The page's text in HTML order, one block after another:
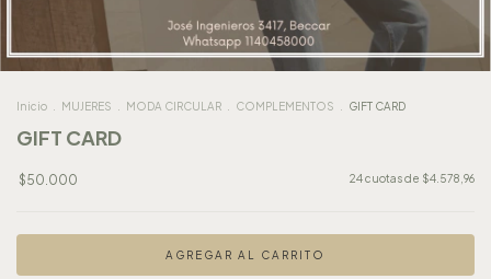
Inicio MUJERES MODA CIRCULAR COMPLEMENTOS GIFT CARD
GIFT CARD
$50.000 24cuotas de $4.578,96